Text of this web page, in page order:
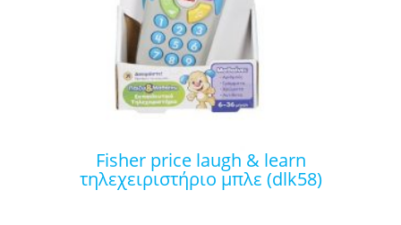
fisher price laugh & learn
τηλεχειριστήριο μπλε (dlk58)